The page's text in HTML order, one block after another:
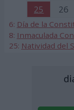
25
26
6: Día de la
8: Inmaculada
25: Natividad del